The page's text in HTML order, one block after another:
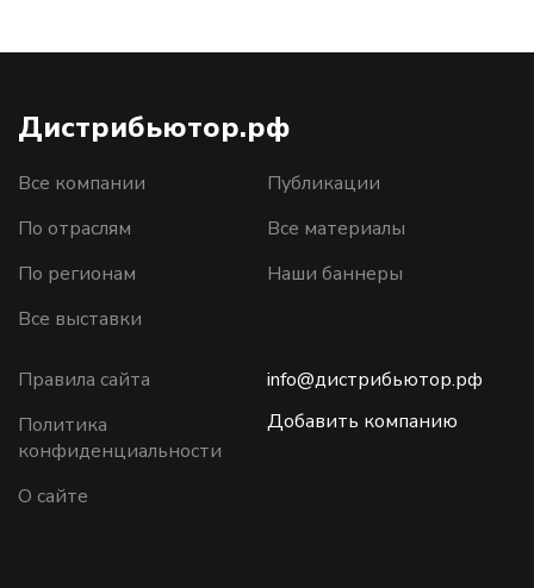
Дистрибьютор.рф
Все компании
По отраслям
По регионам
Все выставки
Публикации
Все материалы
Наши баннеры
Правила сайта
Политика
конфиденциальности
О сайте
info@дистрибьютор.рф
Добавить компанию